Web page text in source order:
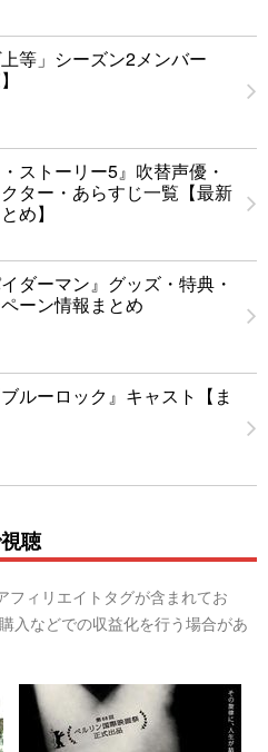
上等」シーズン2メンバー
・ストーリー5』吹替声優・
ター・あらすじ一覧【最新
め】
イダーマン』グッズ・特典・
ーン情報まとめ
ルーロック』キャスト【ま
聴
フィリエイトタグが含まれてお
入などでの収益化を行う場合があ